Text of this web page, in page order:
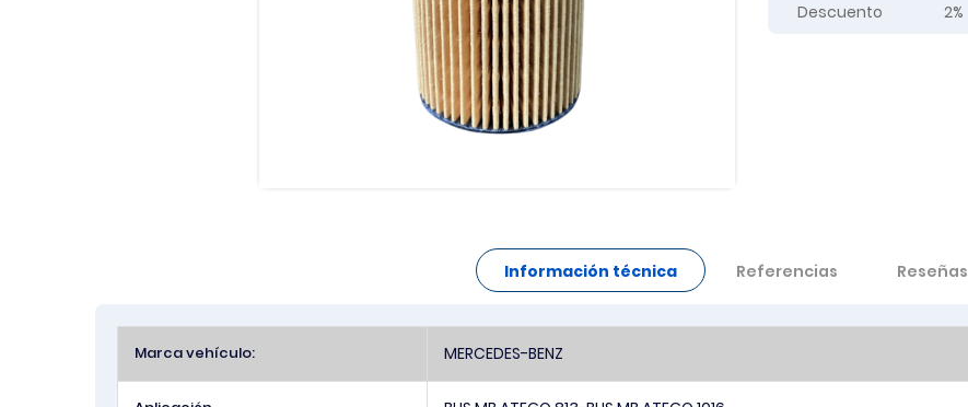
Descuento
2%
Información técnica
Información
Marca vehículo: MERCEDES-BENZ
Referencias Reseñas